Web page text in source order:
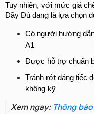
Tuy nhiên, với mức giá
Đầy Đủ đang là lựa chọn
Có người hướng
A1
Được hỗ trợ chuẩn
Tránh rớt đáng tiếc
không kỹ
Xem ngay: Thông